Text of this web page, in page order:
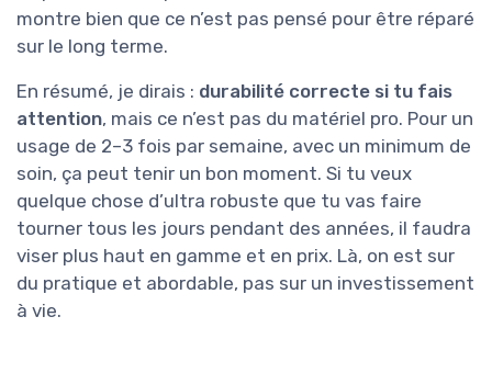
montre bien que ce n’est pas pensé pour être réparé
sur le long terme.
En résumé, je dirais : durabilité correcte si tu fais
attention, mais ce n’est pas du matériel pro. Pour un
usage de 2–3 fois par semaine, avec un minimum de
soin, ça peut tenir un bon moment. Si tu veux
quelque chose d’ultra robuste que tu vas faire
tourner tous les jours pendant des années, il faudra
viser plus haut en gamme et en prix. Là, on est sur
du pratique et abordable, pas sur un investissement
à vie.